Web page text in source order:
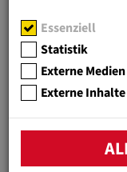
Bildung überwindet
Unter diesem Motto
die Hilfsorganisation
Jugend Eine Welt
Lebensperspektiven
WICHTIGE
Essenziell
Statistik
Externe Medien
Externe Inhalte